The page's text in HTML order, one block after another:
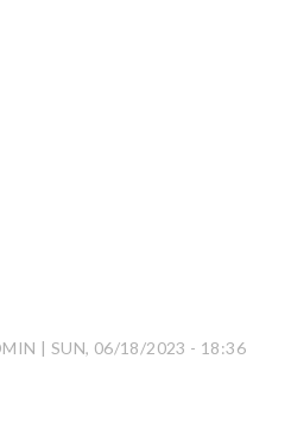
| SUN, 06/18/2023 - 18:36